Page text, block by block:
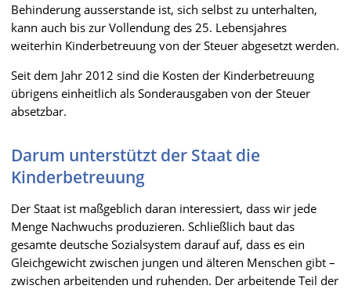
Behinderung ausserstande ist, sich selbst zu unterhalten,
kann auch bis zur Vollendung des 25. Lebensjahres
weiterhin Kinderbetreuung von der Steuer abgesetzt werden.
Seit dem Jahr 2012 sind die Kosten der Kinderbetreuung
übrigens einheitlich als Sonderausgaben von der Steuer
absetzbar.
Darum unterstützt der Staat die
Kinderbetreuung
Der Staat ist maßgeblich daran interessiert, dass wir jede
Menge Nachwuchs produzieren. Schließlich baut das
gesamte deutsche Sozialsystem darauf auf, dass es ein
Gleichgewicht zwischen jungen und älteren Menschen gibt –
zwischen arbeitenden und ruhenden. Der arbeitende Teil der